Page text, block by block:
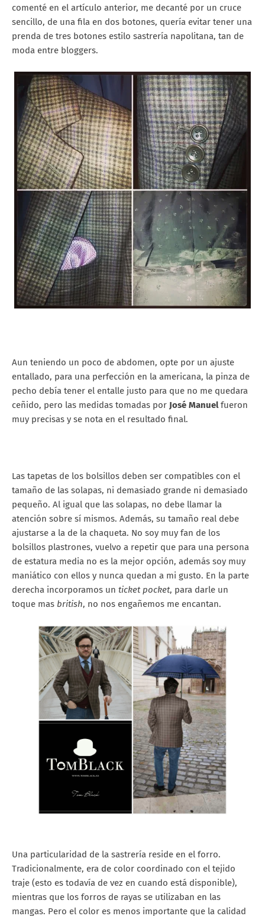
comenté en el artículo anterior, me decanté por un cruce
sencillo, de una fila en dos botones, quería evitar tener una
prenda de tres botones estilo sastrería napolitana, tan de
moda entre bloggers.
Aun teniendo un poco de abdomen, opte por un ajuste
entallado, para una perfección en la americana, la pinza de
pecho debía tener el entalle justo para que no me quedara
ceñido, pero las medidas tomadas por José Manuelfueron
muy precisas y se nota en el resultado final.
Las tapetas de los bolsillos deben ser compatibles con el
tamaño de las solapas, ni demasiado grande ni demasiado
pequeño. Al igual que las solapas, no debe llamar la
atención sobre sí mismos. Además, su tamaño real debe
ajustarse a la de la chaqueta. No soy muy fan de los
bolsillos plastrones, vuelvo a repetir que para una persona
de estatura media no es la mejor opción, además soy muy
maniático con ellos y nunca quedan a mi gusto. En la parte
derecha incorporamos un ticket pocket, para darle un
toque mas british, no nos engañemos me encantan.
Una particularidad de la sastrería reside en el forro.
Tradicionalmente, era de color coordinado con el tejido
traje (esto es todavía de vez en cuando está disponible),
mientras que los forros de rayas se utilizaban en las
mangas. Pero el color es menos importante que la calidad